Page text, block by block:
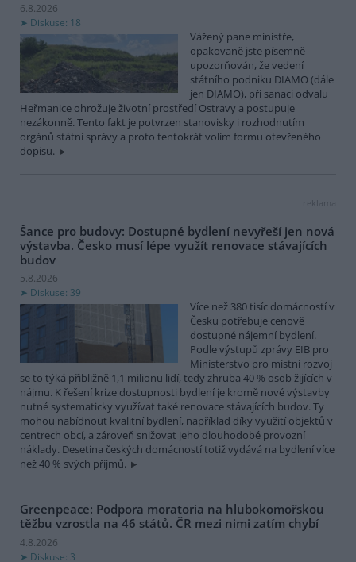
6.8.2026
Diskuse: 18
Vážený pane ministře,
opakovaně jste písemně
upozorňován, že vedení
státního podniku DIAMO (dále
jen DIAMO), při sanaci odvalu
Heřmanice ohrožuje životní prostředí Ostravy a postupuje
nezákonně. Tento fakt je potvrzen stanovisky i rozhodnutím
orgánů státní správy a proto tentokrát volím formu otevřeného
dopisu.
reklama
Šance pro budovy: Dostupné bydlení nevyřeší jen nová
výstavba. Česko musí lépe využít renovace stávajících
budov
5.8.2026
Diskuse: 39
Více než 380 tisíc domácností v
Česku potřebuje cenově
dostupné nájemní bydlení.
Podle výstupů zprávy EIB pro
Ministerstvo pro místní rozvoj
se to týká přibližně 1,1 milionu lidí, tedy zhruba 40 % osob žijících v
nájmu. K řešení krize dostupnosti bydlení je kromě nové výstavby
nutné systematicky využívat také renovace stávajících budov. Ty
mohou nabídnout kvalitní bydlení, například díky využití objektů v
centrech obcí, a zároveň snižovat jeho dlouhodobé provozní
náklady. Desetina českých domácností totiž vydává na bydlení více
než 40 % svých příjmů.
Greenpeace: Podpora moratoria na hlubokomořskou
těžbu vzrostla na 46 států. ČR mezi nimi zatím chybí
4.8.2026
Diskuse: 3